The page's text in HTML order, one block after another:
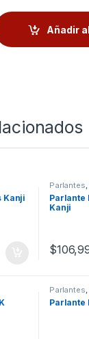
Añadir
Kanji
Parlantes,
Parlante
Kanji
$
Parlantes,
Parlante